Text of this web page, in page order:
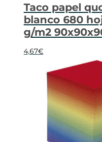
Taco papel
blanco 680
g/m2
4,67€